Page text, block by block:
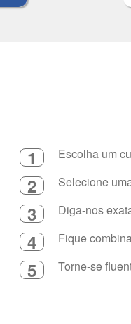
1 Escolha um
2 Selecione
3 Diga-nos
4 Fique
5 Torne-se